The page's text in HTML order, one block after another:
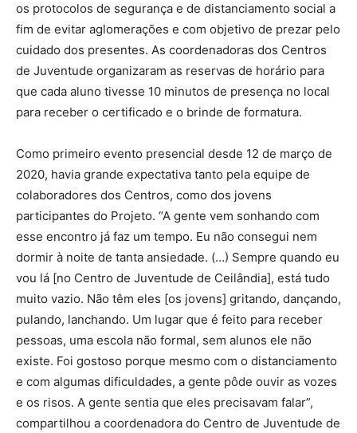
os protocolos de segurança e de distanciamento social a
fim de evitar aglomerações e com objetivo de prezar pelo
cuidado dos presentes. As coordenadoras dos Centros
de Juventude organizaram as reservas de horário para
que cada aluno tivesse 10 minutos de presença no local
para receber o certificado e o brinde de formatura.
Como primeiro evento presencial desde 12 de março de
2020, havia grande expectativa tanto pela equipe de
colaboradores dos Centros, como dos jovens
participantes do Projeto. “A gente vem sonhando com
esse encontro já faz um tempo. Eu não consegui nem
dormir à noite de tanta ansiedade. (…) Sempre quando eu
vou lá [no Centro de Juventude de Ceilândia], está tudo
muito vazio. Não têm eles [os jovens] gritando, dançando,
pulando, lanchando. Um lugar que é feito para receber
pessoas, uma escola não formal, sem alunos ele não
existe. Foi gostoso porque mesmo com o distanciamento
e com algumas dificuldades, a gente pôde ouvir as vozes
e os risos. A gente sentia que eles precisavam falar”,
compartilhou a coordenadora do Centro de Juventude de